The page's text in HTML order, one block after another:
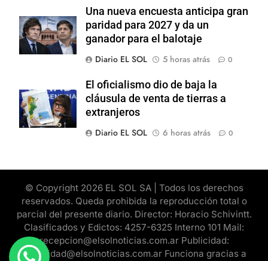
Una nueva encuesta anticipa gran
paridad para 2027 y da un
ganador para el balotaje
Diario EL SOL
5 horas atrás 0
El oficialismo dio de baja la
cláusula de venta de tierras a
extranjeros
Diario EL SOL
6 horas atrás 0
© Copyright 2026 EL SOL SA | Todos los derechos
reservados. Queda prohibida la reproducción total o
parcial del presente diario. Director: Horacio Schivintt.
Clasificados y Edictos: 4257-6325 Interno 101 Mail:
recepcion@elsolnoticias.com.ar Publicidad:
publicidad@elsolnoticias.com.ar Funciona gracias a